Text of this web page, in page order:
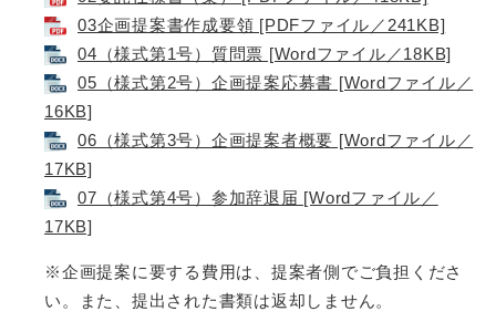
03企画提案書作成要領 [PDFファイル／241KB]
04（様式第1号）質問票 [Wordファイル／18KB]
05（様式第2号）企画提案応募書 [Wordファイル／
16KB]
06（様式第3号）企画提案者概要 [Wordファイル／
17KB]
07（様式第4号）参加辞退届 [Wordファイル／
17KB]
※企画提案に要する費用は、提案者側でご負担くださ
い。また、提出された書類は返却しません。